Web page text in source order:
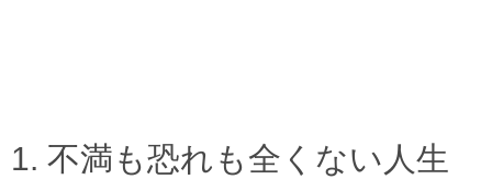
不満も恐れも全くない人生